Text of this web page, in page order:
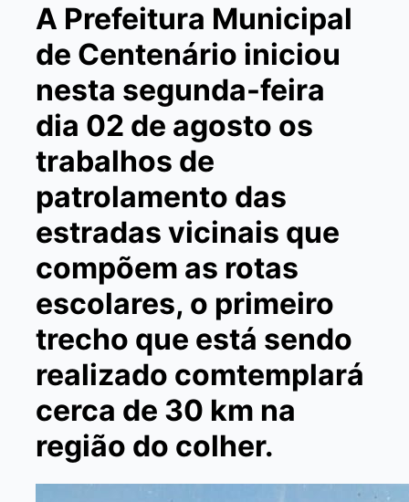
A Prefeitura Municipal
de Centenário iniciou
nesta segunda-feira
dia 02 de agosto os
trabalhos de
patrolamento das
estradas vicinais que
compõem as rotas
escolares, o primeiro
trecho que está sendo
realizado comtemplará
cerca de 30 km na
região do colher.